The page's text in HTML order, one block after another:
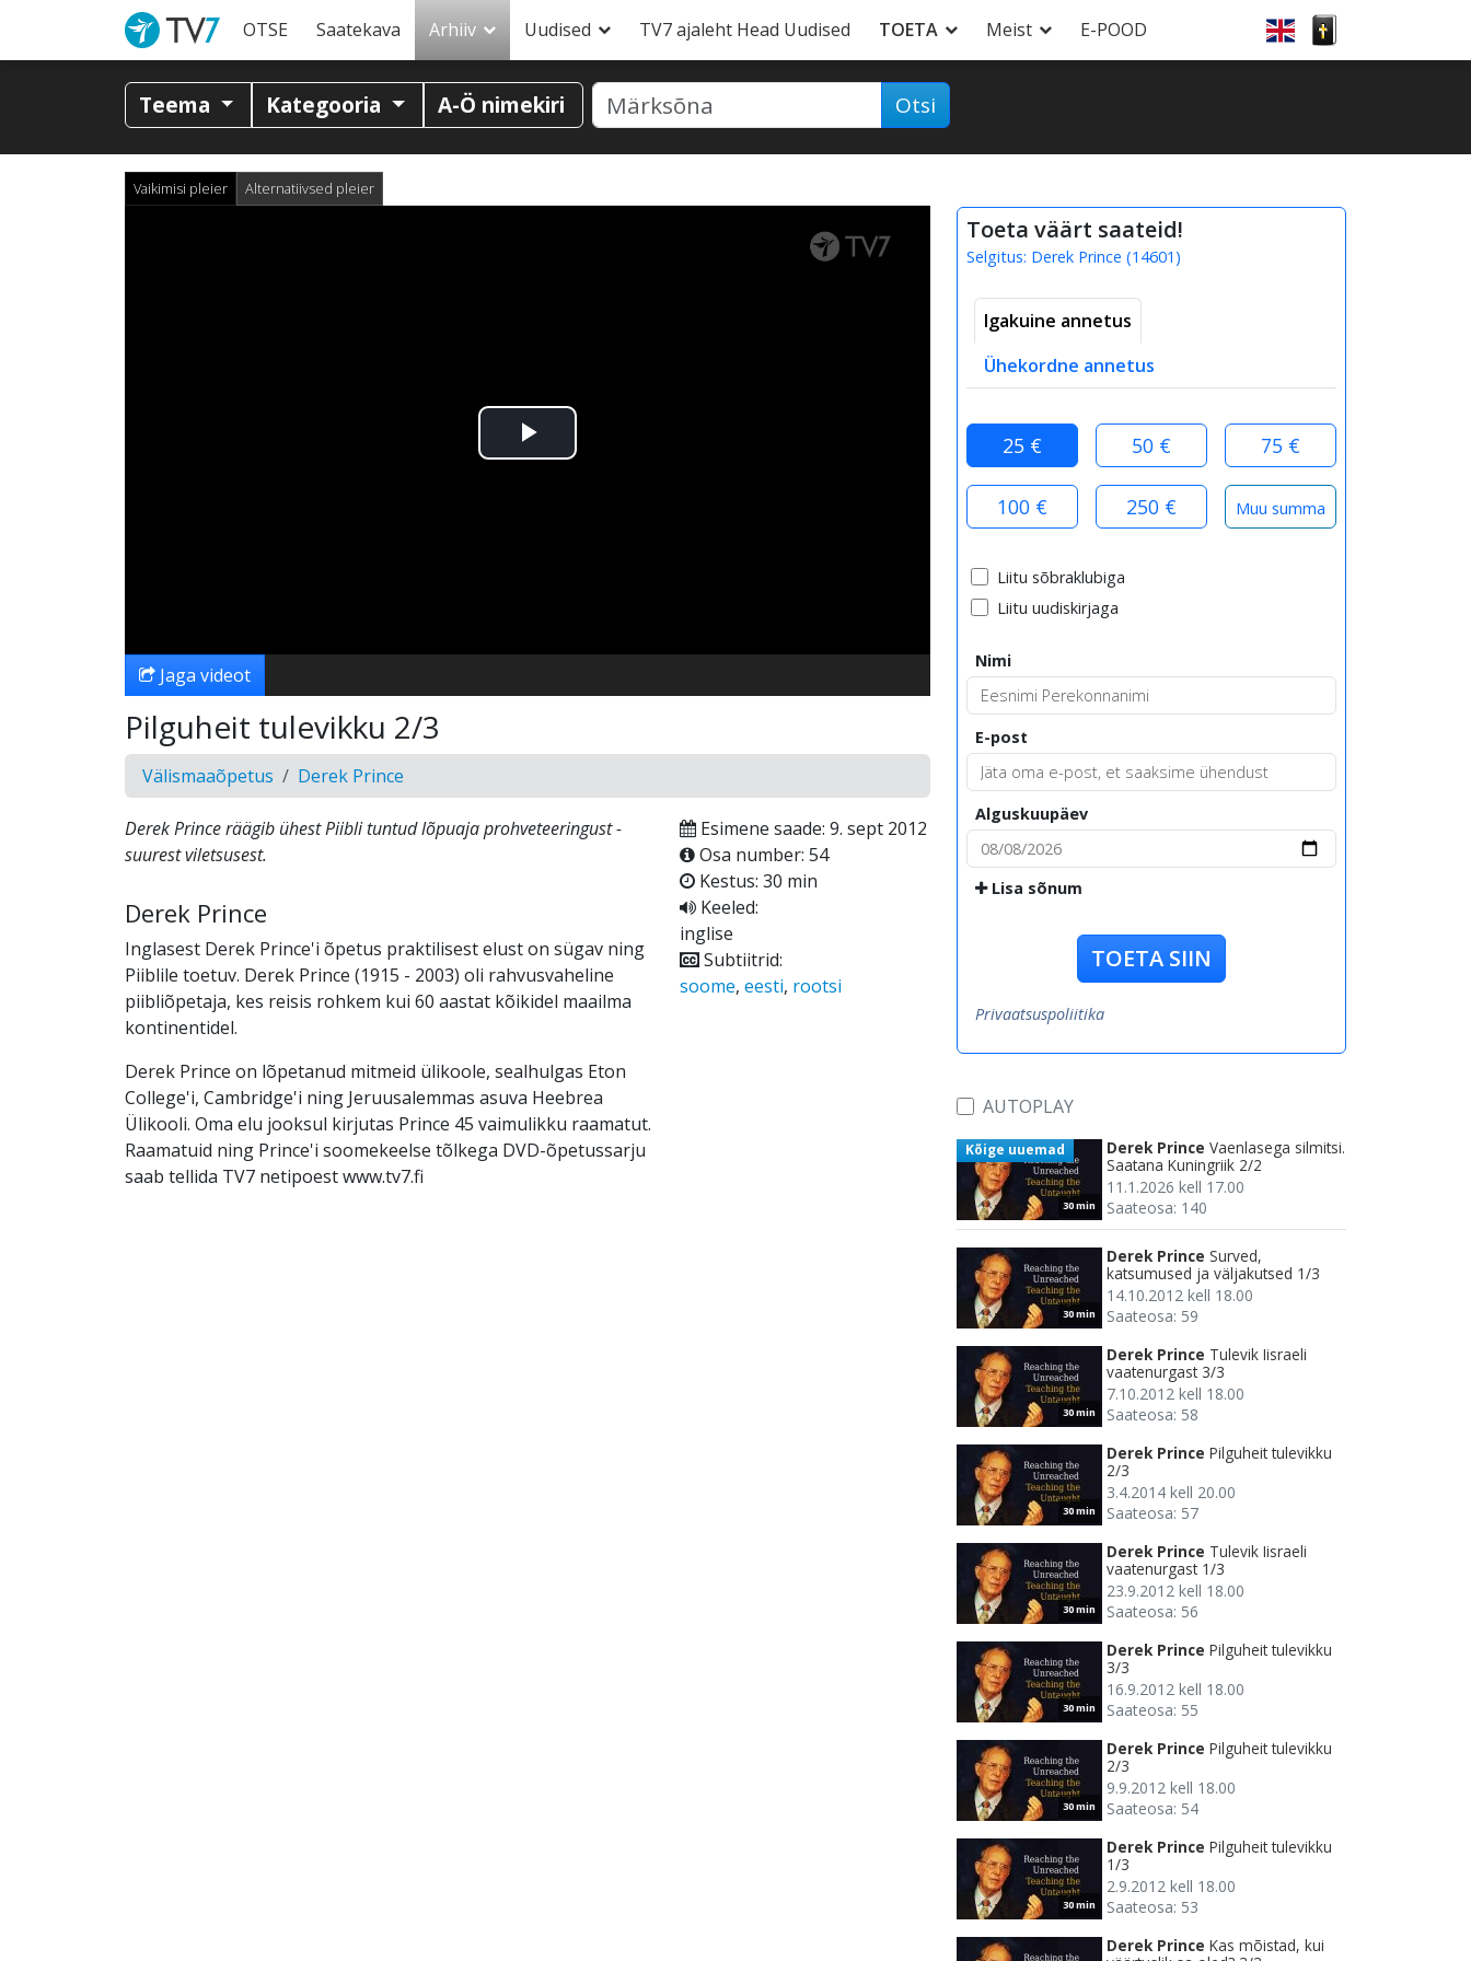
OTSE Saatekava Arhiiv Uudised TV7 ajaleht Head Uudised TOETA Meist E-POOD
Teema Kategooria A-Ö nimekiri Otsi
Vaikimisi pleier Alternatiivsed pleier
Esita
Jaga videot
Pilguheit tulevikku 2/3
Välismaaõpetus Derek Prince
Derek Prince räägib ühest Piibli tuntud lõpuaja prohveteeringust -
suurest viletsusest.
Derek Prince
Inglasest Derek Prince'i õpetus praktilisest elust on sügav ning
Piiblile toetuv. Derek Prince (1915 - 2003) oli rahvusvaheline
piibliõpetaja, kes reisis rohkem kui 60 aastat kõikidel maailma
kontinentidel.
Derek Prince on lõpetanud mitmeid ülikoole, sealhulgas Eton
College'i, Cambridge'i ning Jeruusalemmas asuva Heebrea
Ülikooli. Oma elu jooksul kirjutas Prince 45 vaimulikku raamatut.
Raamatuid ning Prince'i soomekeelse tõlkega DVD-õpetussarju
saab tellida TV7 netipoest www.tv7.fi
Esimene saade: 9. sept 2012
Osa number: 54
Kestus: 30 min
Keeled:
inglise
Subtiitrid:
soome, eesti, rootsi
Toeta väärt saateid!
Selgitus: Derek Prince (14601 )
Igakuine annetus
Ühekordne annetus
25 € 50 € 75 €
100 € 250 €
Liitu sõbraklubiga
Liitu uudiskirjaga
Nimi
E-post
Alguskuupäev
Lisa sõnum
TOETA SIIN
Privaatsuspoliitika
AUTOPLAY
30 min
Kõige uuemad Derek Prince Vaenlasega silmitsi.
Saatana Kuningriik 2/2
11.1.2026 kell 17.00
Saateosa: 140
30 min
Derek Prince Surved,
katsumused ja väljakutsed 1/3
14.10.2012 kell 18.00
Saateosa: 59
30 min
Derek Prince Tulevik Iisraeli
vaatenurgast 3/3
7.10.2012 kell 18.00
Saateosa: 58
30 min
Derek Prince Pilguheit tulevikku
2/3
3.4.2014 kell 20.00
Saateosa: 57
30 min
Derek Prince Tulevik Iisraeli
vaatenurgast 1/3
23.9.2012 kell 18.00
Saateosa: 56
30 min
Derek Prince Pilguheit tulevikku
3/3
16.9.2012 kell 18.00
Saateosa: 55
30 min
Derek Prince Pilguheit tulevikku
2/3
9.9.2012 kell 18.00
Saateosa: 54
30 min
Derek Prince Pilguheit tulevikku
1/3
2.9.2012 kell 18.00
Saateosa: 53
Derek Prince Kas mõistad, kui